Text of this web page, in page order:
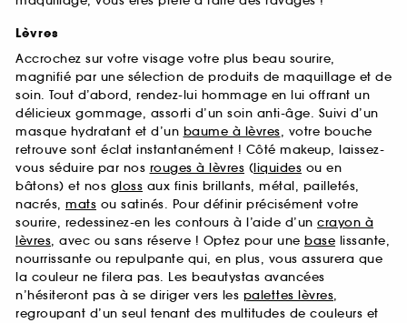
Lèvres
Accrochez sur votre visage votre plus beau sourire,
magnifié par une sélection de produits de maquillage et de
soin. Tout d’abord, rendez-lui hommage en lui offrant un
délicieux gommage, assorti d’un soin anti-âge. Suivi d’un
masque hydratant et d’un baume à lèvres, votre bouche
retrouve sont éclat instantanément ! Côté makeup, laissez-
vous séduire par nos rouges à lèvres (liquides ou en
bâtons) et nos gloss aux finis brillants, métal, pailletés,
nacrés, mats ou satinés. Pour définir précisément votre
sourire, redessinez-en les contours à l’aide d’un crayon à
lèvres, avec ou sans réserve ! Optez pour une base lissante,
nourrissante ou repulpante qui, en plus, vous assurera que
la couleur ne filera pas. Les beautystas avancées
n’hésiteront pas à se diriger vers les palettes lèvres,
regroupant d’un seul tenant des multitudes de couleurs et